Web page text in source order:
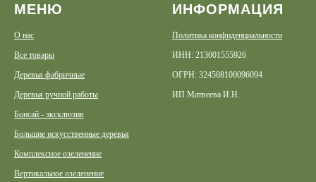
МЕНЮ
О нас
Все товары
Деревья фабричные
Деревья ручной работы
Бонсай - эксклюзив
Большие искусственные деревья
Комплексное озеленение
Вертикальное озеленение
ИНФОРМАЦИЯ
Политика конфиденциальности
ИНН: 213001555926
ОГРН: 324508100096094
ИП Матвеева И.Н.